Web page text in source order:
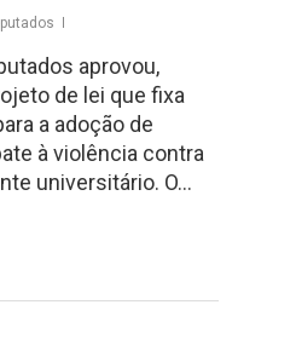
aprovou,
de lei que fixa
a adoção de
à violência contra
universitário. O…